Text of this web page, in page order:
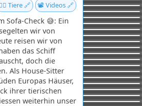
Tiere 🔗 📽️ Videos 🔗
Sofa-Check 😅: Ein
wir von
reisen wir von
das Schiff
doch die
Als House-Sitter
Europas Häuser,
ihrer tierischen
weiterhin unser